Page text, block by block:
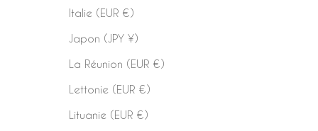
Italie (EUR €)
Japon (JPY ¥)
La Réunion (EUR €)
Lettonie (EUR €)
Lituanie (EUR €)